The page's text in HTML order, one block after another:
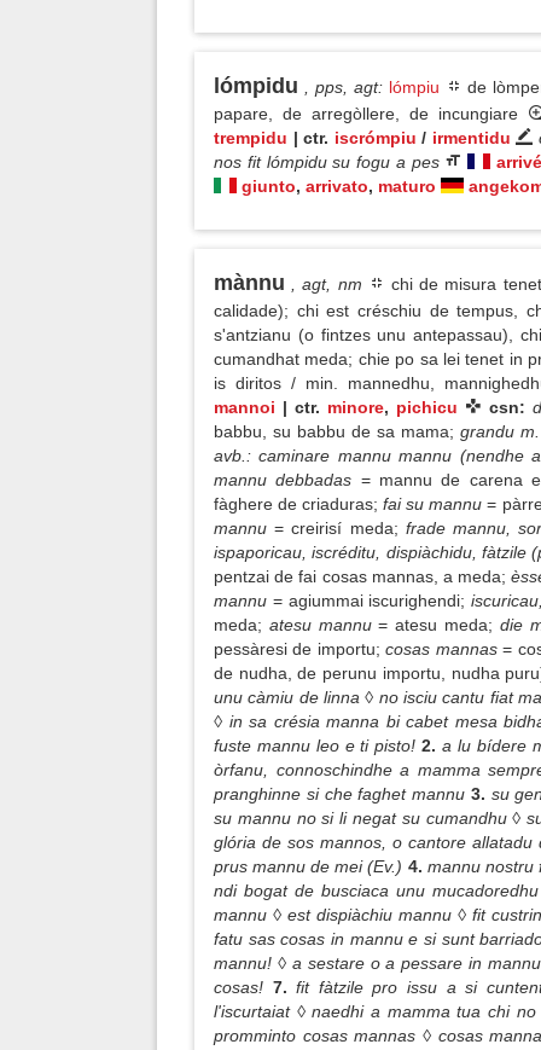
lómpidu , pps, agt: lómpiu
de
papare, de arregòllere, de incungiare
trempidu | ctr. iscrómpiu / irmentidu
nos fit lómpidu su fogu a pes
arrivé
giunto, arrivato, maturo
mànnu , agt, nm
chi de misura
calidade); chi est créschiu de tempus,
s'antzianu (o fintzes unu antepassau),
cumandhat meda; chie po sa lei tenet in
is diritos / min. mannedhu,
mannoi | ctr. minore, pichicu csn:
babbu, su babbu de sa mama; grandu
avb.: caminare mannu mannu (nendhe
mannu debbadas = mannu de carena
fàghere de criaduras; fai su mannu=
mannu= creirisí meda; frade mannu,
ispaporicau, iscréditu, dispiàchidu, fàtzile
pentzai de fai cosas mannas, a meda;
mannu = agiummai iscurighendi;
meda; atesu mannu= atesu meda; die
pessàresi de importu; cosas mannas=
de nudha, de perunu importu, nudha
unu càmiu de linna ◊ no isciu cantu fiat
◊ in sa crésia manna bi cabet mesa
fuste mannu leo e ti pisto! 2. a lu bídere
òrfanu, connoschindhe a mamma
pranghinne si che faghet mannu 3. su
su mannu no si li negat su cumandhu ◊
glória de sos mannos, o cantore
prus mannu de mei (Ev.) 4. mannu nostru
ndi bogat de busciaca unu
mannu ◊ est dispiàchiu mannu ◊ fit
fatu sas cosas in mannu e si sunt
mannu! ◊ a sestare o a pessare in
cosas! 7.fit fàtzile pro issu a si
l'iscurtaiat ◊ naedhi a mamma tua chi
promminto cosas mannas ◊ cosas